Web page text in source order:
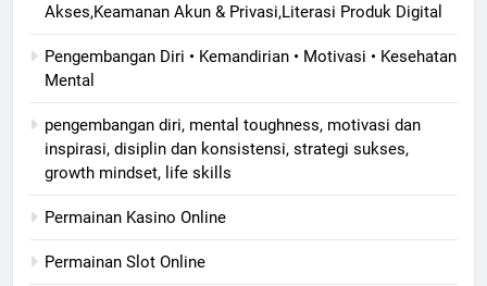
Akses,Keamanan Akun & Privasi,Literasi Produk Digital
Pengembangan Diri • Kemandirian • Motivasi • Kesehatan
Mental
pengembangan diri, mental toughness, motivasi dan
inspirasi, disiplin dan konsistensi, strategi sukses,
growth mindset, life skills
Permainan Kasino Online
Permainan Slot Online